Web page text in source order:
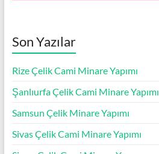
Son Yazılar
Rize Çelik Cami Minare Yapımı
Şanlıurfa Çelik Cami Minare Yapımı
Samsun Çelik Minare Yapımı
Sivas Çelik Cami Minare Yapımı